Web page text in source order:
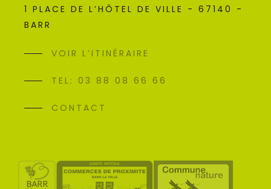
1 PLACE DE L’HÔTEL DE VILLE - 67140 -
BARR
VOIR L’ITINÉRAIRE
TEL: 03 88 08 66 66
CONTACT